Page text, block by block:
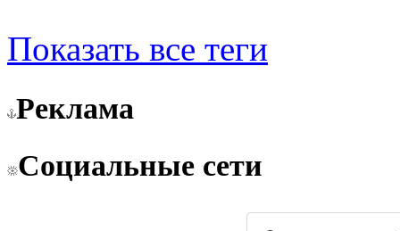
Показать все теги
Реклама
Социальные сети